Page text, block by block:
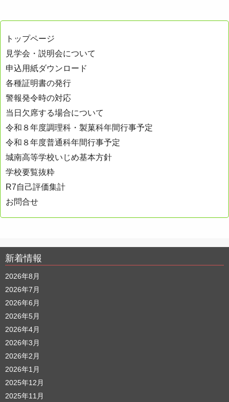
ゲ
ー
シ
ョ
ン
トップページ
見学会・説明会について
申込用紙ダウンロード
各種証明書の発行
警報発令時の対応
当日欠席する場合について
令和８年度調理科・製菓科年間行事予定
令和８年度普通科年間行事予定
城南高等学校いじめ基本方針
学校要覧抜粋
R7自己評価集計
お問合せ
新着情報
2026年8月
2026年7月
2026年6月
2026年5月
2026年4月
2026年3月
2026年2月
2026年1月
2025年12月
2025年11月